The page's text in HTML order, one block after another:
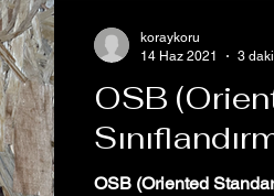
OSB
OSB (Oriented
koraykoru
14 Haz 2021
3